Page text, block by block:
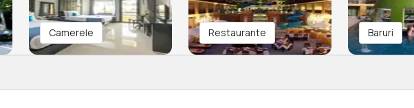
Camerele Restaurante Baruri